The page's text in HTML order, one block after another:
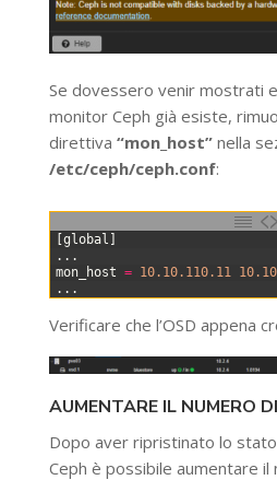
Se dovessero venir mostrati
monitor Ceph già esiste,
direttiva “mon_host”nella
/etc/ceph/ceph.conf:
global
. . .
mon_host = 10.10.110.11
. . .
Verificare che l’OSD appena
AUMENTARE IL NUMERO
Dopo aver ripristinato lo
Ceph è possibile aumentare il